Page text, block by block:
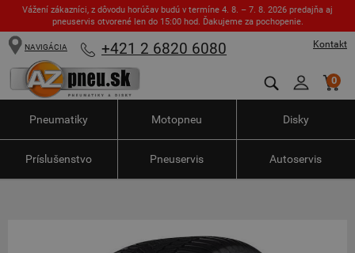
Vážení zákazníci, z dôvodu horúčav budú v termíne 4. 8. – 7. 8. 2026 predajňa aj
pneuservis otvorené len do 15:00 hod. Ďakujeme za pochopenie.
Kontakt
NAVIGÁCIA +421 2 6820 6080
0
Pneumatiky Motopneu Disky
Príslušenstvo Pneuservis Autoservis